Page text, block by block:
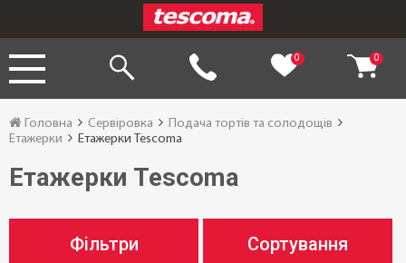
0 0
Головна Сервіровка
Подача тортів та солодощів
Етажерки
Етажерки Tescoma
Етажерки Tescoma
Фільтри Сортування